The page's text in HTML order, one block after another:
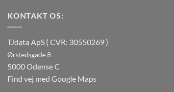
KONTAKT OS:
TJdata ApS ( CVR: 30550269 )
Ørstedsgade 8
5000 Odense C
Find vej med Google Maps